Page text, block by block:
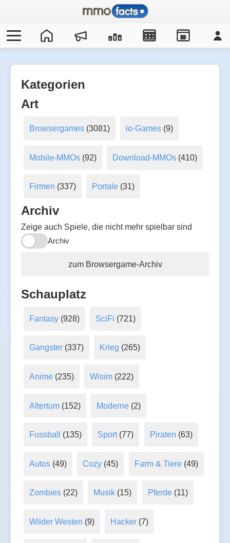
IO
Kategorien
Art
Browsergames(3081) io-Games (9)
Mobile-MMOs(92) Download-MMOs (410)
Firmen (337) Portale (31)
Archiv
Zeige auch Spiele, die nicht mehr spielbar sind
Archiv
zum Browsergame-Archiv
Schauplatz
Fantasy(928) SciFi (721)
Gangster(337) Krieg (265)
Anime(235) Wisim (222)
Altertum(152) Moderne (2)
Fussball (135) Sport(77) Piraten (63)
Autos(49) Cozy (45) Farm & Tiere(49)
Zombies(22) Musik (15) Pferde(11)
Wilder Westen (9) Hacker (7)